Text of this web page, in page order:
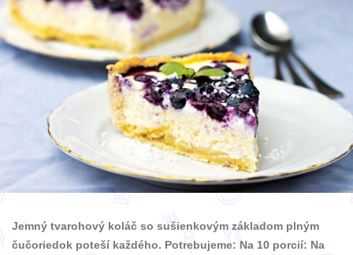
Jemný tvarohový koláč so sušienkovým základom plným
čučoriedok poteší každého. Potrebujeme: Na 10 porcií: Na